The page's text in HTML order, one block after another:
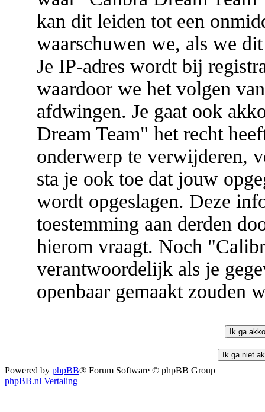
kan dit leiden tot een
waarschuwen we, als we
Je IP-adres wordt bij
waardoor we het volgen
afdwingen. Je gaat ook
Dream Team" het recht
onderwerp te verwijderen,
sta je ook toe dat jouw
wordt opgeslagen. Deze
toestemming aan derden
hierom vraagt. Noch
verantwoordelijk als je
openbaar gemaakt zouden
Powered by phpBB® Forum Software © phpBB Group
phpBB.nl Vertaling